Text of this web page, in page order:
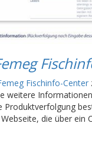
Fischinfo-Center
weitere
Produktverfolgung
die über ein